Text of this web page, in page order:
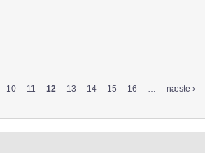
10 11 12 13 14 15 16 … næste ›